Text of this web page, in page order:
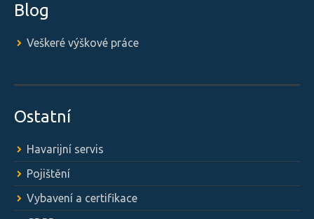
Blog
Veškeré výškové práce
Ostatní
Havarijní servis
Pojištění
Vybavení a certifikace